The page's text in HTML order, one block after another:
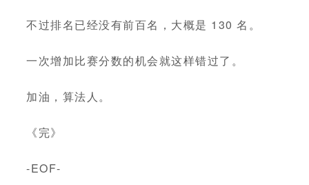
不过排名已经没有前百名，大概是 130 名。
一次增加比赛分数的机会就这样错过了。
加油，算法人。
《完》
-EOF-